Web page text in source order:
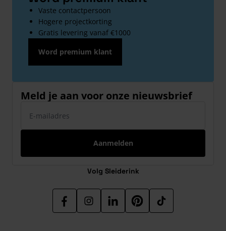
Vaste contactpersoon
Hogere projectkorting
Gratis levering vanaf €1000
Word premium klant
Meld je aan voor onze nieuwsbrief
Aanmelden
Volg Sleiderink